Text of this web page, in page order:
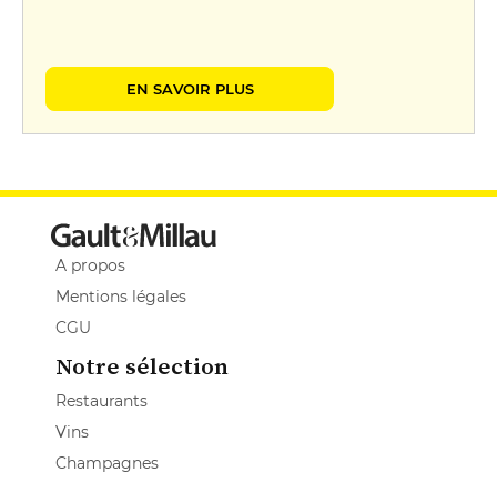
EN SAVOIR PLUS
A propos
Mentions légales
CGU
Notre sélection
Restaurants
Vins
Champagnes